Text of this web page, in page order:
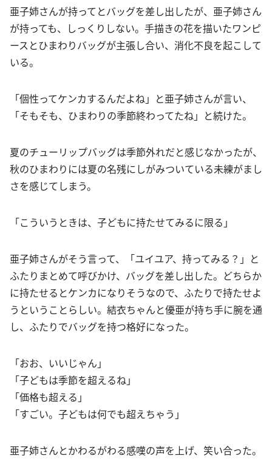
亜子姉さんが持ってとバッグを差し出したが、亜子姉さん
が持っても、しっくりしない。手描きの花を描いたワンピ
ースとひまわりバッグが主張し合い、消化不良を起こして
いる。
「個性ってケンカするんだよね」と亜子姉さんが言い、
「そもそも、ひまわりの季節終わってたね」と続けた。
夏のチューリップバッグは季節外れだと感じなかったが、
秋のひまわりには夏の名残にしがみついている未練がまし
さを感じてしまう。
「こういうときは、子どもに持たせてみるに限る」
亜子姉さんがそう言って、「ユイユア、持ってみる？」と
ふたりまとめて呼びかけ、バッグを差し出した。どちらか
に持たせるとケンカになりそうなので、ふたりで持たせよ
うということらしい。結衣ちゃんと優亜が持ち手に腕を通
し、ふたりでバッグを持つ格好になった。
「おお、いいじゃん」
「子どもは季節を超えるね」
「価格も超える」
「すごい。子どもは何でも超えちゃう」
亜子姉さんとかわるがわる感嘆の声を上げ、笑い合った。